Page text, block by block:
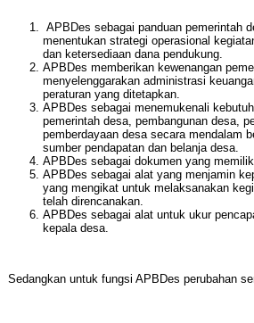
APBDes sebagai panduan pemerintah
menentukan strategi operasional
dan ketersediaan dana pendukung.
APBDes memberikan kewenangan
menyelenggarakan administrasi
peraturan yang ditetapkan.
APBDes sebagai menemukenali
pemerintah desa, pembangunan desa,
pemberdayaan desa secara mendalam
sumber pendapatan dan belanja desa.
APBDes sebagai dokumen yang
APBDes sebagai alat yang menjamin
yang mengikat untuk melaksanakan
telah direncanakan.
APBDes sebagai alat untuk ukur
kepala desa.
Sedangkan untuk fungsi APBDes perubahan